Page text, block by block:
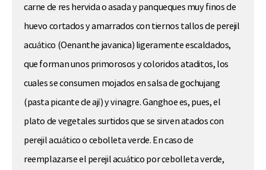
carne de res hervida o asada y panqueques muy finos de
huevo cortados y amarrados con tiernos tallos de perejil
acuático (Oenanthe javanica) ligeramente escaldados,
que forman unos primorosos y coloridos ataditos, los
cuales se consumen mojados en salsa de gochujang
(pasta picante de ají) y vinagre. Ganghoe es, pues, el
plato de vegetales surtidos que se sirven atados con
perejil acuático o cebolleta verde. En caso de
reemplazarse el perejil acuático por cebolleta verde,